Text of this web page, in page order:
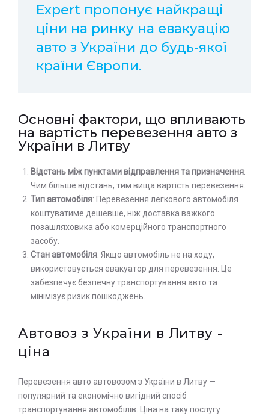
Expert пропонує найкращі
ціни на ринку на евакуацію
авто з України до будь-якої
країни Європи.
Основні фактори, що впливають
на вартість перевезення авто з
України в Литву
Відстань між пунктами відправлення та призначення:
Чим більше відстань, тим вища вартість перевезення.
Тип автомобіля: Перевезення легкового автомобіля
коштуватиме дешевше, ніж доставка важкого
позашляховика або комерційного транспортного
засобу.
Стан автомобіля: Якщо автомобіль не на ходу,
використовується евакуатор для перевезення. Це
забезпечує безпечну транспортування авто та
мінімізує ризик пошкоджень.
Автовоз з України в Литву -
ціна
Перевезення авто автовозом з України в Литву —
популярний та економічно вигідний спосіб
транспортування автомобілів. Ціна на таку послугу